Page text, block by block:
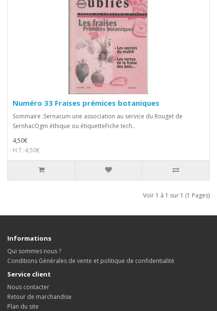
Numéro 33 Fraises prémices botaniques
Sommaire :Sernacum une association au service du Rouget de
SernhacOgm éthique ou étiquetteFiche tech..
4,50€
H.T :4,50€
Voir 1 à 1 sur 1 (1 Pages)
Informations
Qui sommes nous ?
Conditions Générales de vente et politique de confidentialité
Service client
Nous contacter
Retour de marchandise
Plan du site